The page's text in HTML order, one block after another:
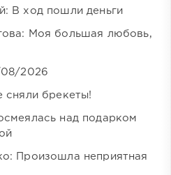
В ход пошли деньги
Моя большая любовь,
2026
сняли брекеты!
над подарком
Произошла неприятная